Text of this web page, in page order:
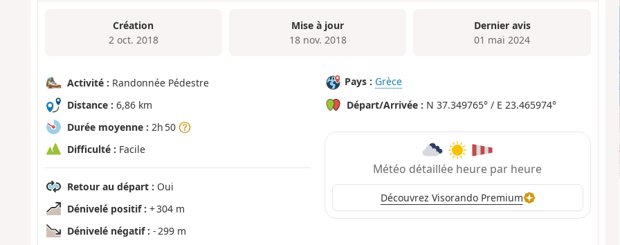
Création
2 oct. 2018
Mise à jour
18 nov. 2018
Dernier avis
01 mai 2024
Activité : Randonnée Pédestre
Distance : 6,86 km
Durée moyenne : 2h 50
Difficulté : Facile
Retour au départ : Oui
Dénivelé positif : + 304 m
Dénivelé négatif : - 299 m
Pays : Grèce
Départ/Arrivée : N 37.349765° / E 23.465974°
Météo détaillée heure par heure
Découvrez Visorando Premium